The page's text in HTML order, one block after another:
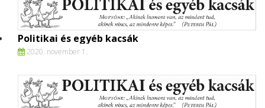
Politikai és egyéb kacsák
2020. november 1.